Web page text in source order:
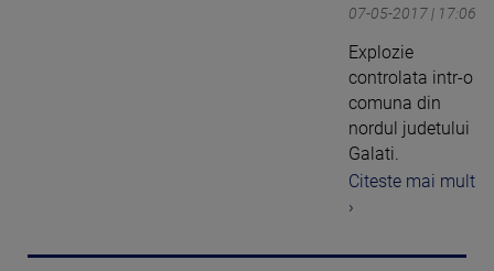
07-05-2017 | 17:06
Explozie
controlata intr-o
comuna din
nordul judetului
Galati.
Citeste mai mult
›